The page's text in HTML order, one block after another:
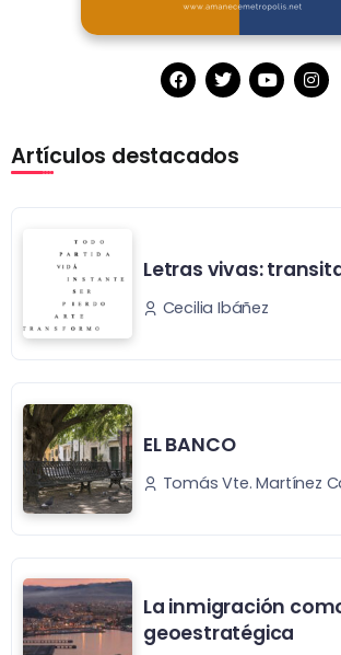
Artículos destacados
Letras vivas:
Cecilia Ibáñez
EL BANCO
Tomás Vte. Martínez
La inmigración
geoestratégica